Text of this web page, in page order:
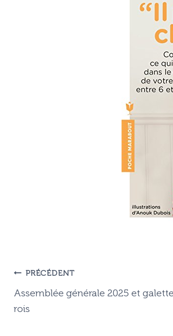
Navigation
de
l’article
PRÉCÉDENT
Assemblée générale 2025 et
rois